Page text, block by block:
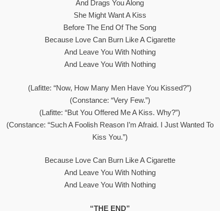
And Drags You Along
She Might Want A Kiss
Before The End Of The Song
Because Love Can Burn Like A Cigarette
And Leave You With Nothing
And Leave You With Nothing
(Lafitte: “Now, How Many Men Have You Kissed?”)
(Constance: “Very Few.”)
(Lafitte: “But You Offered Me A Kiss. Why?”)
(Constance: “Such A Foolish Reason I’m Afraid. I Just Wanted To
Kiss You.”)
Because Love Can Burn Like A Cigarette
And Leave You With Nothing
And Leave You With Nothing
“THE END”